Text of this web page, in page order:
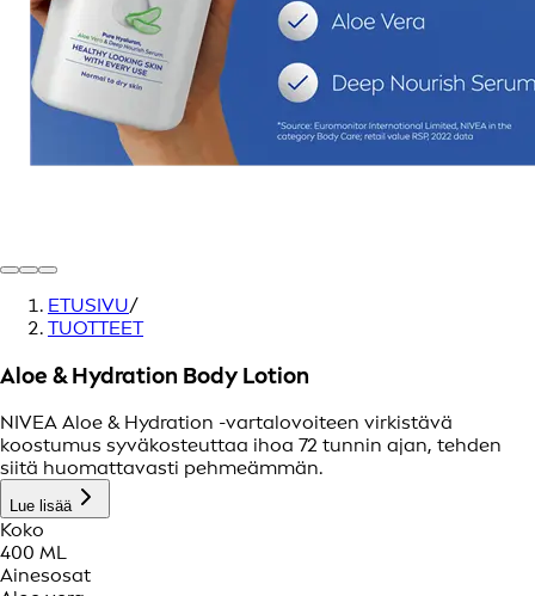
ETUSIVU/
TUOTTEET
Aloe & Hydration Body Lotion
NIVEA Aloe & Hydration -vartalovoiteen virkistävä
koostumus syväkosteuttaa ihoa 72 tunnin ajan, tehden
siitä huomattavasti pehmeämmän.
Lue lisää
Koko
400 ML
Ainesosat